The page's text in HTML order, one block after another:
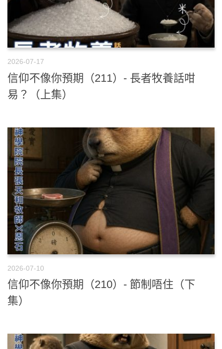
2026-07-17
信仰不像你預期（211）- 長者牧養話咁
易？（上集）
2026-07-10
信仰不像你預期（210）- 節制唔住（下
集）